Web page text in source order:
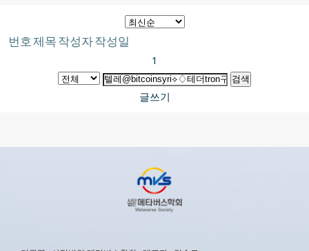
번호제목작성자작성일
1
검색
글쓰기